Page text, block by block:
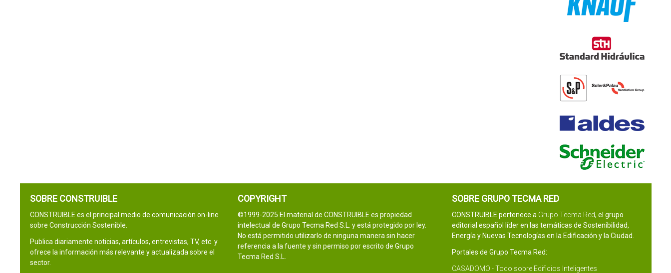
SOBRE CONSTRUIBLE
CONSTRUIBLE es el principal medio de comunicación on-line
sobre Construcción Sostenible.
Publica diariamente noticias, artículos, entrevistas, TV, etc. y
ofrece la información más relevante y actualizada sobre el
sector.
COPYRIGHT
©1999-2025 El material de CONSTRUIBLE es propiedad
intelectual de Grupo Tecma Red S.L. y está protegido por ley.
No está permitido utilizarlo de ninguna manera sin hacer
referencia a la fuente y sin permiso por escrito de Grupo
Tecma Red S.L.
SOBRE GRUPO TECMA RED
CONSTRUIBLE pertenece a Grupo Tecma Red, el grupo
editorial español líder en las temáticas de Sostenibilidad,
Energía y Nuevas Tecnologías en la Edificación y la Ciudad.
Portales de Grupo Tecma Red:
CASADOMO - Todo sobre Edificios Inteligentes